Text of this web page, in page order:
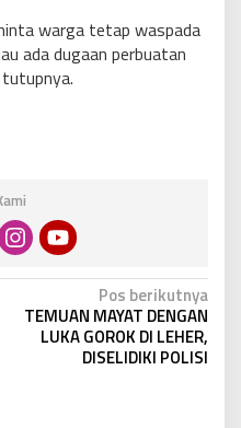
warga tetap waspada
ada dugaan perbuatan
Pos berikutnya
TEMUAN MAYAT DENGAN
LUKA GOROK DI LEHER,
DISELIDIKI POLISI